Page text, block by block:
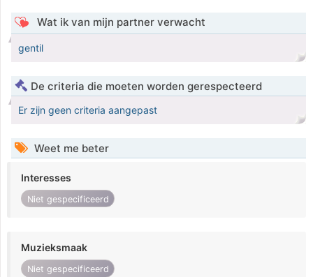
Wat ik van mijn partner verwacht
gentil
De criteria die moeten worden gerespecteerd
Er zijn geen criteria aangepast
Weet me beter
Interesses
Niet gespecificeerd
Muzieksmaak
Niet gespecificeerd